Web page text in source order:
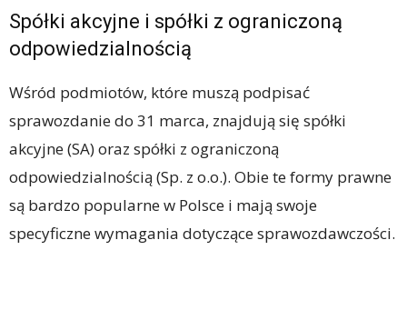
Spółki akcyjne i spółki z ograniczoną
odpowiedzialnością
Wśród podmiotów, które muszą podpisać
sprawozdanie do 31 marca, znajdują się spółki
akcyjne (SA) oraz spółki z ograniczoną
odpowiedzialnością (Sp. z o.o.). Obie te formy prawne
są bardzo popularne w Polsce i mają swoje
specyficzne wymagania dotyczące sprawozdawczości.